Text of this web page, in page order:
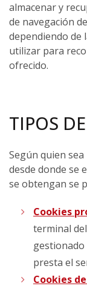
almacenar y
de navegación
dependiendo de
utilizar para
ofrecido.
TIPOS
Según quien
desde donde se
se obtengan se
Cookies
terminal
presta el
Cookies